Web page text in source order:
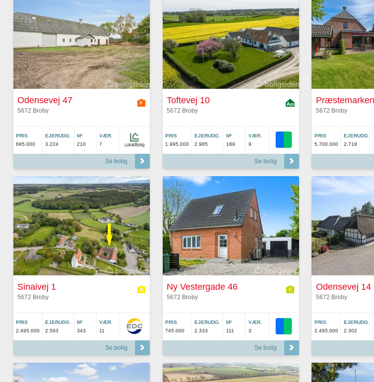
Odensevej 47
5672 Broby
PRIS
695.000
EJERUDG.
3.224
M²
210
VÆR.
7
Se bolig
Toftevej 10
5672 Broby
PRIS
1.995.000
EJERUDG.
2.985
M²
189
VÆR.
9
Se bolig
5672 Broby
PRIS
5.700.000
EJERUDG.
2.718
Sinaivej 1
5672 Broby
PRIS
2.495.000
EJERUDG.
2.593
M²
343
VÆR.
11
Se bolig
Ny Vestergade 46
5672 Broby
PRIS
745.000
EJERUDG.
2.333
M²
111
VÆR.
3
Se bolig
Odensevej 14
5672 Broby
PRIS
2.495.000
EJERUDG.
2.302